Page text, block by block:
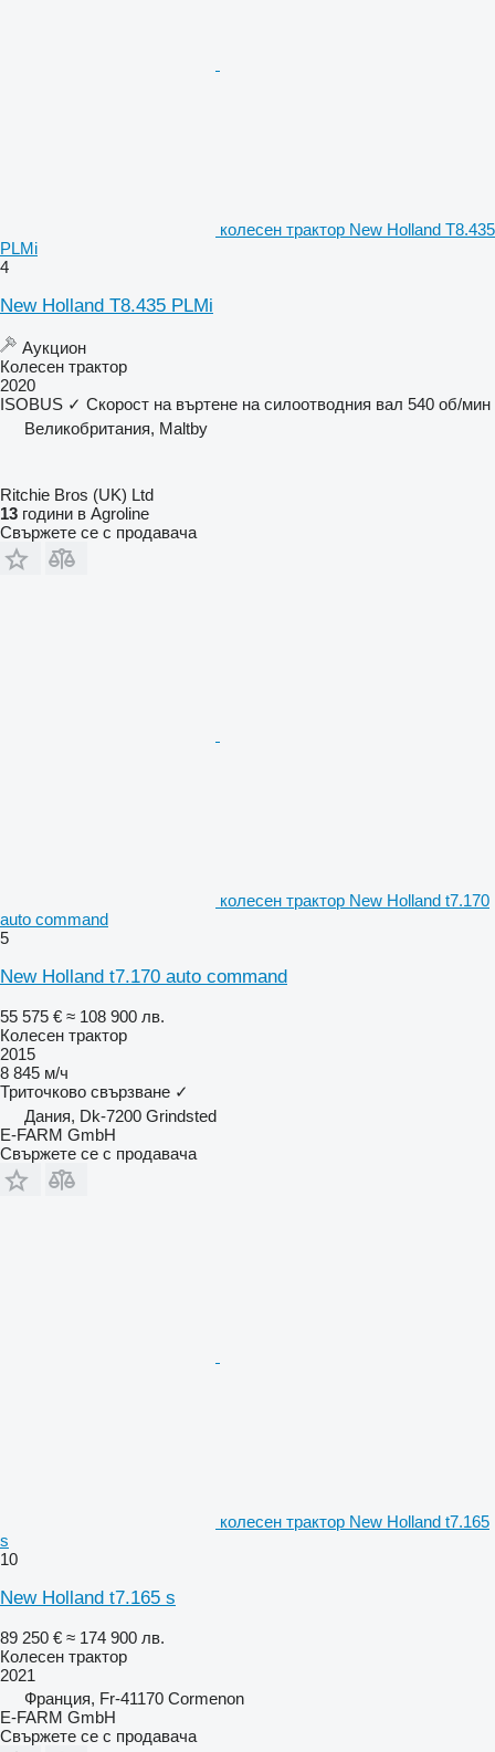
колесен трактор New Holland T8.435
PLMi
4
New Holland T8.435 PLMi
Аукцион
Колесен трактор
2020
ISOBUS ✓ Скорост на въртене на силоотводния вал 540 об/мин
Великобритания, Maltby
Ritchie Bros (UK) Ltd
13 години в Agroline
Свържете се с продавача
колесен трактор New Holland t7.170
auto command
5
New Holland t7.170 auto command
55 575 € ≈ 108 900 лв.
Колесен трактор
2015
8 845 м/ч
Триточково свързване ✓
Дания, Dk-7200 Grindsted
E-FARM GmbH
Свържете се с продавача
колесен трактор New Holland t7.165
s
10
New Holland t7.165 s
89 250 € ≈ 174 900 лв.
Колесен трактор
2021
Франция, Fr-41170 Cormenon
E-FARM GmbH
Свържете се с продавача